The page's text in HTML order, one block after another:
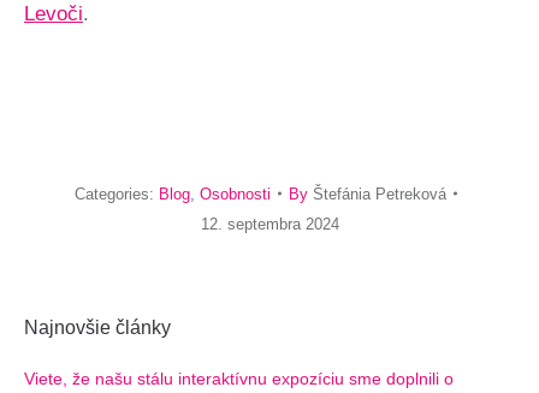
Levoči.
Categories: Blog Osobnosti By Štefánia Petreková
12. septembra 2024
Najnovšie články
Viete, že našu stálu interaktívnu expozíciu sme doplnili o